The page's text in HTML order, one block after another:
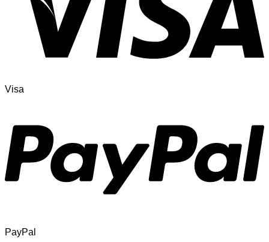
Visa
PayPal